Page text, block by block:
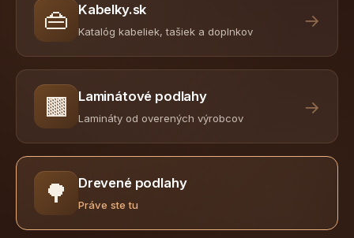
👜 Kabelky.sk
Katalóg kabeliek, tašiek a doplnkov
→
🟫 Laminátové podlahy
Lamináty od overených výrobcov
→
🌳 Drevené podlahy
Práve ste tu